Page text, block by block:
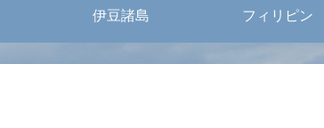
伊豆諸島 フィリピン